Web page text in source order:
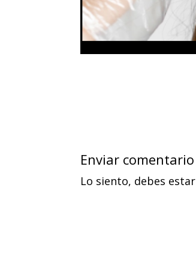
Enviar comentario
Lo siento, debes estar